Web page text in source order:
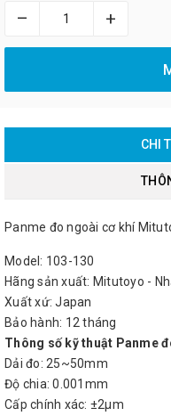
– +
CHI
Panme đo ngoài cơ khí
Model: 103-130
Hãng sản xuất: Mitutoyo -
Xuất xứ: Japan
Bảo hành: 12 tháng
Thông số kỹ thuật Panme
Dải đo: 25~50mm
Độ chia: 0.001mm
Cấp chính xác: ±2µm